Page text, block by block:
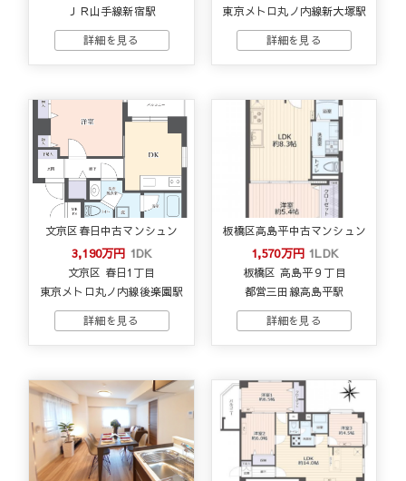
ＪＲ山手線新宿駅
東京メトロ丸ノ内線新大塚駅
文京区春日中古マンシュン
3,190万円 1DK
文京区 春日1丁目
東京メトロ丸ノ内線後楽園駅
板橋区高島平中古マンシュン
1,570万円 1LDK
板橋区 高島平９丁目
都営三田線高島平駅